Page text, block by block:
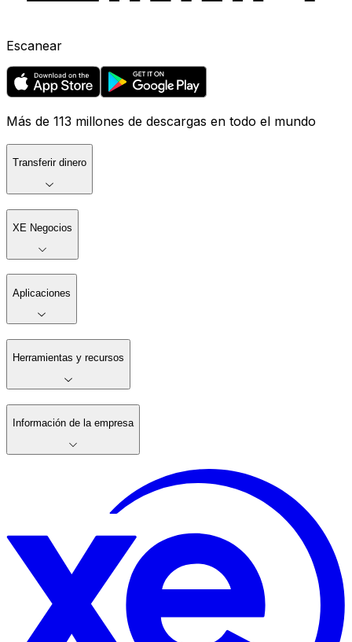
Escanear
Más de 113 millones de descargas en todo el mundo
Transferir dinero
XE Negocios
Aplicaciones
Herramientas y recursos
Información de la empresa